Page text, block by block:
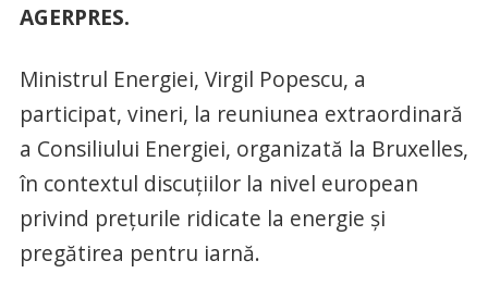
AGERPRES.
Ministrul Energiei, Virgil Popescu, a
participat, vineri, la reuniunea extraordinară
a Consiliului Energiei, organizată la Bruxelles,
în contextul discuţiilor la nivel european
privind preţurile ridicate la energie şi
pregătirea pentru iarnă.